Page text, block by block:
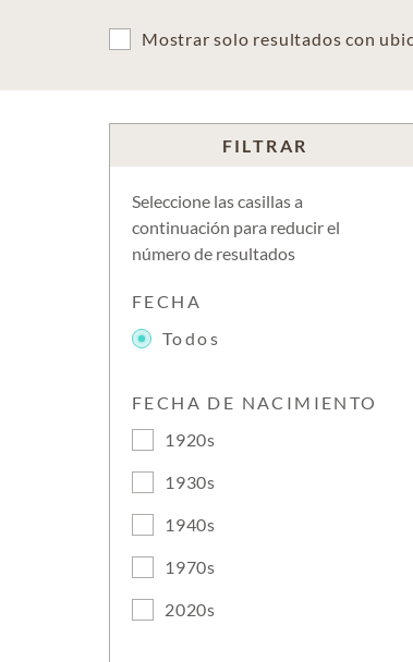
Mostrar solo resultados con
FILTRAR
Seleccione las casillas a
continuación para reducir el
número de resultados
FECHA
Todos
FECHA DE NACIMIENTO
1920s
1930s
1940s
1970s
2020s